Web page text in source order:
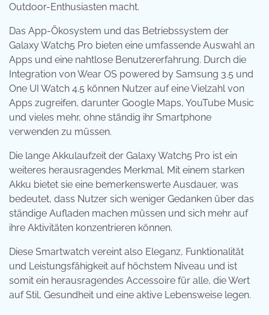
Outdoor-Enthusiasten macht.
Das App-Ökosystem und das Betriebssystem der
Galaxy Watch5 Pro bieten eine umfassende Auswahl an
Apps und eine nahtlose Benutzererfahrung. Durch die
Integration von Wear OS powered by Samsung 3.5 und
One UI Watch 4.5 können Nutzer auf eine Vielzahl von
Apps zugreifen, darunter Google Maps, YouTube Music
und vieles mehr, ohne ständig ihr Smartphone
verwenden zu müssen.
Die lange Akkulaufzeit der Galaxy Watch5 Pro ist ein
weiteres herausragendes Merkmal. Mit einem starken
Akku bietet sie eine bemerkenswerte Ausdauer, was
bedeutet, dass Nutzer sich weniger Gedanken über das
ständige Aufladen machen müssen und sich mehr auf
ihre Aktivitäten konzentrieren können.
Diese Smartwatch vereint also Eleganz, Funktionalität
und Leistungsfähigkeit auf höchstem Niveau und ist
somit ein herausragendes Accessoire für alle, die Wert
auf Stil, Gesundheit und eine aktive Lebensweise legen.